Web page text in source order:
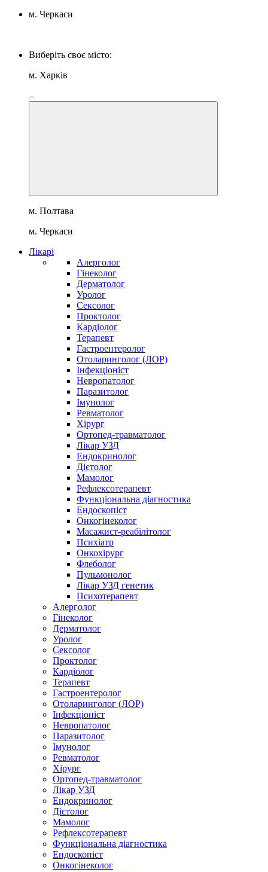
м. Черкаси
Виберіть своє місто:
м. Харків
м. Полтава
м. Черкаси
Лікарі
Алерголог
Гінеколог
Дерматолог
Уролог
Сексолог
Проктолог
Кардіолог
Терапевт
Гастроентеролог
Отоларинголог (ЛОР)
Інфекціоніст
Невропатолог
Паразитолог
Імунолог
Ревматолог
Хірург
Ортопед-травматолог
Лікар УЗД
Ендокринолог
Дієтолог
Мамолог
Рефлексотерапевт
Функціональна діагностика
Ендоскопіст
Онкогінеколог
Масажист-реабілітолог
Психіатр
Онкохірург
Флеболог
Пульмонолог
Лікар УЗД генетик
Психотерапевт
Алерголог
Гінеколог
Дерматолог
Уролог
Сексолог
Проктолог
Кардіолог
Терапевт
Гастроентеролог
Отоларинголог (ЛОР)
Інфекціоніст
Невропатолог
Паразитолог
Імунолог
Ревматолог
Хірург
Ортопед-травматолог
Лікар УЗД
Ендокринолог
Дієтолог
Мамолог
Рефлексотерапевт
Функціональна діагностика
Ендоскопіст
Онкогінеколог